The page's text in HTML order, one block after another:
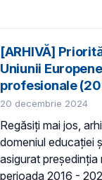
[ARHIVĂ]
Uniunii
profesionale
20 decembrie 2024
Regăsiți mai jos,
domeniul educației
asigurat președinția
perioada 2016 -